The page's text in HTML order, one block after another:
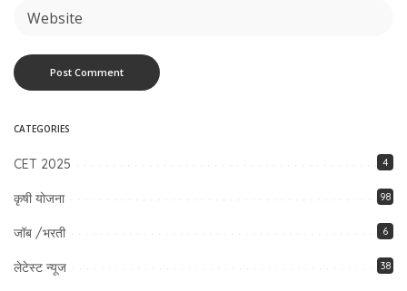
CATEGORIES
CET 2025 4
कृषी योजना 98
जॉब /भरती 6
लेटेस्ट न्यूज 38